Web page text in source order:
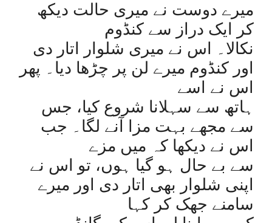
میرے دوست نے میری حالت دیکھ
کر ایک دراز سے کنڈوم
نکالا۔ اس نے میری شلوار اتار دی
اور کنڈوم میرے لن پر چڑھا دیا۔ پھر
اس نے اسے
ہاتھ سے سہلانا شروع کیا، جس
سے مجھے بہت مزا آنے لگا۔ جب
اس نے دیکھا کہ میں مزے
سے بے حال ہو گیا ہوں، تو اس نے
اپنی شلوار بھی اتار دی اور میرے
سامنے جھک کر کہا